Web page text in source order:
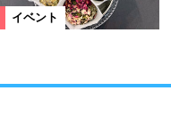
イベント